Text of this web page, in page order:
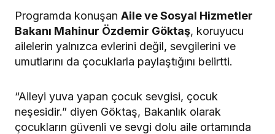
Programda konuşan Aile ve Sosyal Hizmetler
Bakanı Mahinur Özdemir Göktaş, koruyucu
ailelerin yalnızca evlerini değil, sevgilerini ve
umutlarını da çocuklarla paylaştığını belirtti.
“Aileyi yuva yapan çocuk sevgisi, çocuk
neşesidir.” diyen Göktaş, Bakanlık olarak
çocukların güvenli ve sevgi dolu aile ortamında